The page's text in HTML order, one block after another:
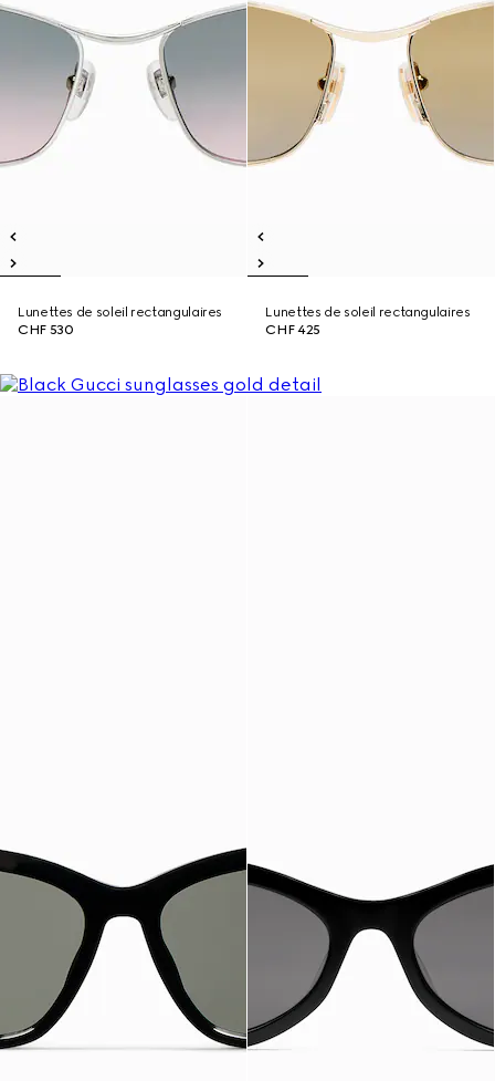
Lunettes de soleil rectangulaires
CHF 530
Lunettes de soleil rectangulaires
CHF 425